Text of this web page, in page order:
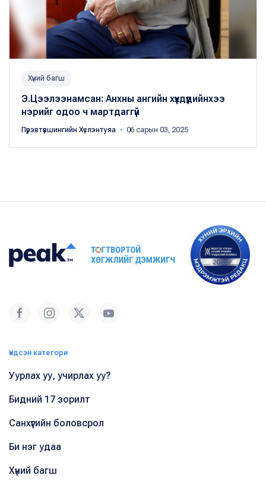
Хүний багш
Э.Цээлээнамсан: Анхны ангийн хүүхдүүдийнхээ
нэрийг одоо ч мартдаггүй
Пүрэвтүвшингийн Хүслэнтуяа ・ 06 сарын 03, 2025
Үндсэн категори
Уурлах уу, учирлах уу?
Бидний 17 зорилт
Санхүүгийн боловсрол
Би нэг удаа
Хүний багш